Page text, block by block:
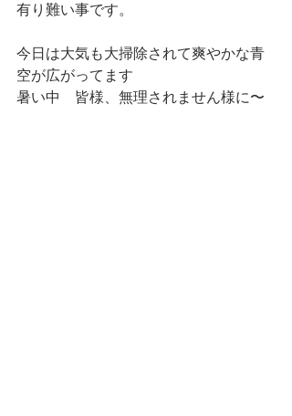
有り難い事です。
今日は大気も大掃除されて爽やかな青
空が広がってます
暑い中　皆様、無理されません様に〜